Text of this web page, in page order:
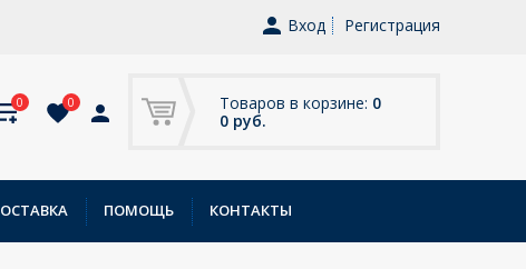
Вход Регистрация
Товаров в корзине: 0
0 руб.
0 0
ПОМОЩЬ КОНТАКТЫ